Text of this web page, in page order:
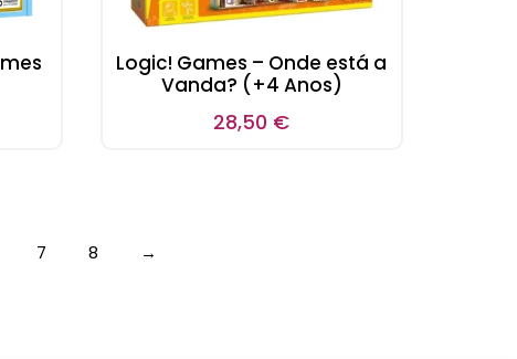
Logic! Games – Onde está a
Vanda? (+4 Anos)
28,50 €
7 8 →